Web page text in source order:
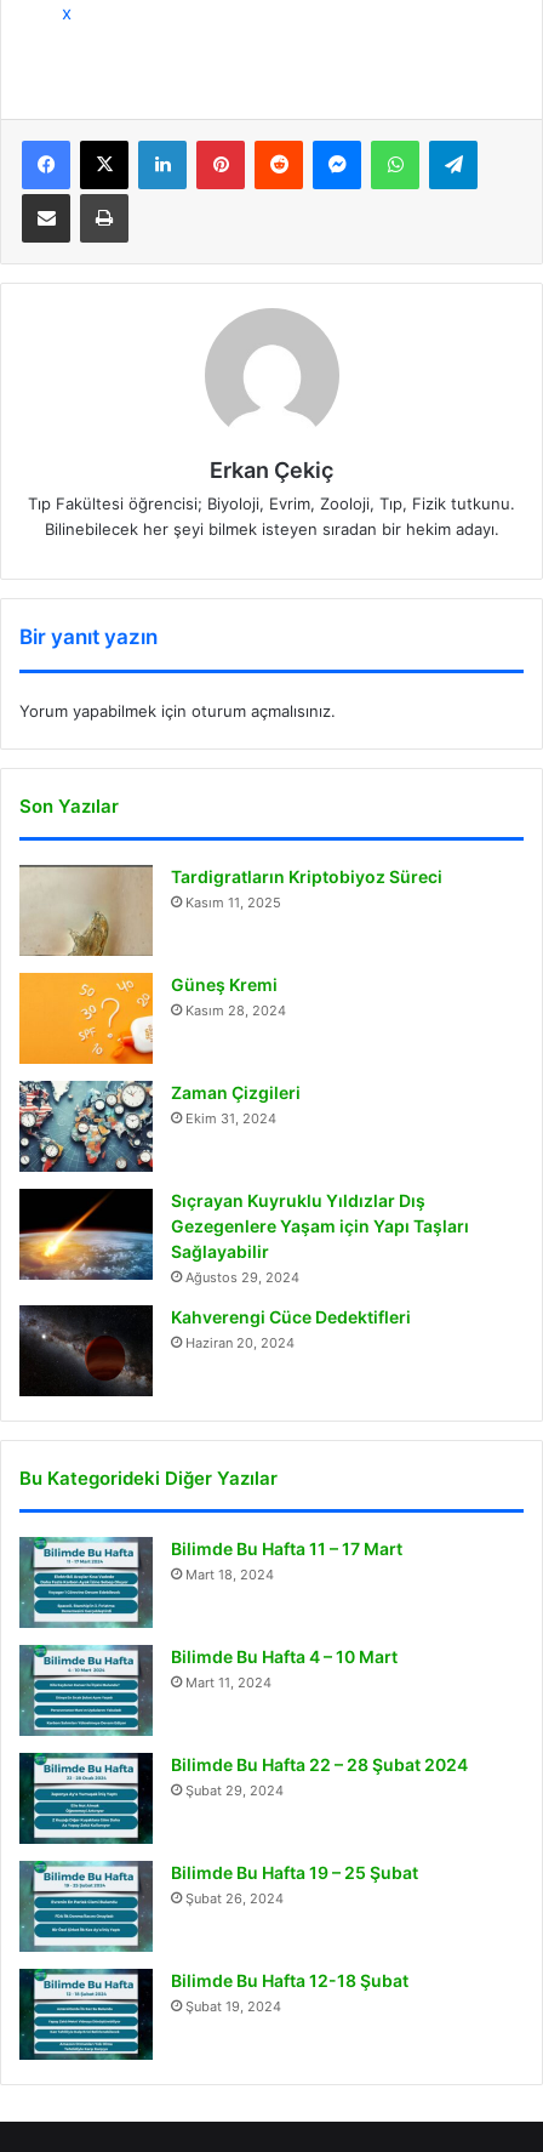
x
Facebook
X LinkedInPinterestReddit MessengerWhatsApp
E-Posta ile paylaş Yazdır
Erkan Çekiç
Tıp Fakültesi öğrencisi; Biyoloji, Evrim, Zooloji, Tıp, Fizik tutkunu.
Bilinebilecek her şeyi bilmek isteyen sıradan bir hekim adayı.
Bir yanıt yazın
Yorum yapabilmek için oturum açmalısınız.
Son Yazılar
Tardigratların Kriptobiyoz Süreci
Kasım 11, 2025
Güneş Kremi
Kasım 28, 2024
Zaman Çizgileri
Ekim 31, 2024
Sıçrayan Kuyruklu Yıldızlar Dış
Gezegenlere Yaşam için Yapı Taşları
Sağlayabilir
Ağustos 29, 2024
Kahverengi Cüce Dedektifleri
Haziran 20, 2024
Bu Kategorideki Diğer Yazılar
Bilimde Bu Hafta 11 – 17 Mart
Mart 18, 2024
Bilimde Bu Hafta 4 – 10 Mart
Mart 11, 2024
Bilimde Bu Hafta 22 – 28 Şubat 2024
Şubat 29, 2024
Bilimde Bu Hafta 19 – 25 Şubat
Şubat 26, 2024
Bilimde Bu Hafta 12-18 Şubat
Şubat 19, 2024